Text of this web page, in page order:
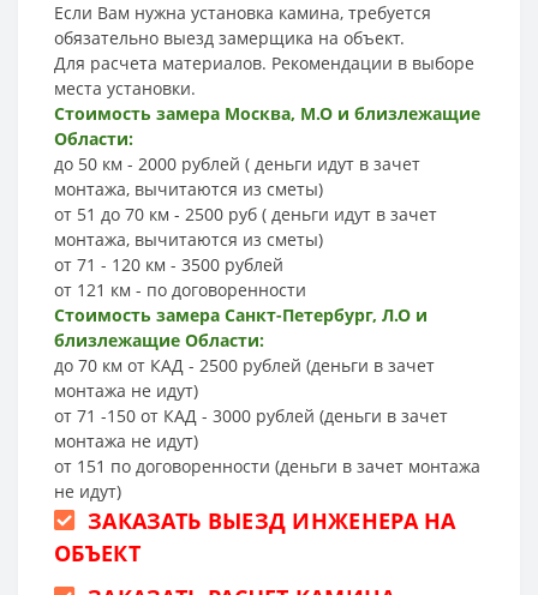
Если Вам нужна установка камина, требуется
обязательно выезд замерщика на объект.
Для расчета материалов. Рекомендации в выборе
места установки.
Стоимость замера Москва, М.О и близлежащие
Области:
до 50 км - 2000 рублей ( деньги идут в зачет
монтажа, вычитаются из сметы)
от 51 до 70 км - 2500 руб ( деньги идут в зачет
монтажа, вычитаются из сметы)
от 71 - 120 км - 3500 рублей
от 121 км - по договоренности
Стоимость замера Санкт-Петербург, Л.О и
близлежащие Области:
до 70 км от КАД - 2500 рублей (деньги в зачет
монтажа не идут)
от 71 -150 от КАД - 3000 рублей (деньги в зачет
монтажа не идут)
от 151 по договоренности (деньги в зачет монтажа
не идут)
ЗАКАЗАТЬ ВЫЕЗД ИНЖЕНЕРА НА
ОБЪЕКТ